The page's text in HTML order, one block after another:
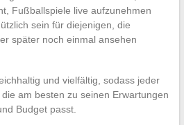
Fußballspiele live aufzunehmen
sein für diejenigen, die
später noch einmal ansehen
und vielfältig, sodass jeder
am besten zu seinen Erwartungen
Budget passt.